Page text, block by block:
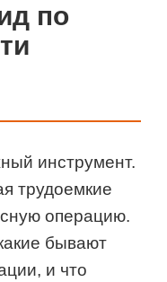
по
инструмент.
трудоемкие
операцию.
бывают
и что